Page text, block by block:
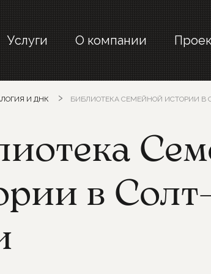
Услуги О компании
И ДНК БИБЛИОТЕКА СЕМЕЙНОЙ ИСТОРИИ В
в